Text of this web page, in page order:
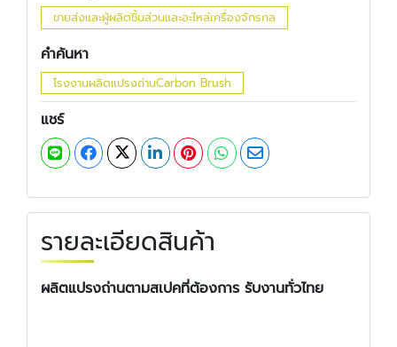
ขายส่งและผู้ผลิตชิ้นส่วนและอะไหล่เครื่องจักรกล
คำค้นหา
โรงงานผลิตแปรงถ่านCarbon Brush
แชร์
รายละเอียดสินค้า
ผลิตแปรงถ่านตามสเปคที่ต้องการ รับงานทั่วไทย